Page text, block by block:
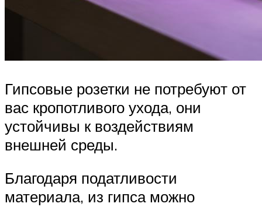
Гипсовые розетки не потребуют от
вас кропотливого ухода, они
устойчивы к воздействиям
внешней среды.
Благодаря податливости
материала, из гипса можно